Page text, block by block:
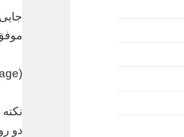
(image)
دو